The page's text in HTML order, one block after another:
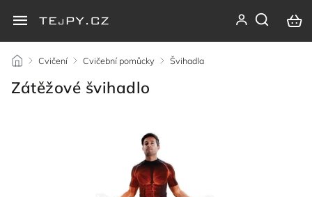
/ Cvičení / Cvičební pomůcky / Švihadla
Zátěžové švihadlo